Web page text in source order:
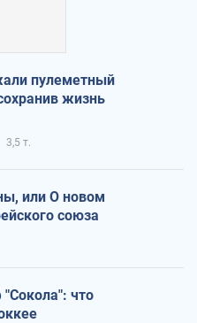
пулеметный
жизнь
3,5 т.
или О новом
союза
что